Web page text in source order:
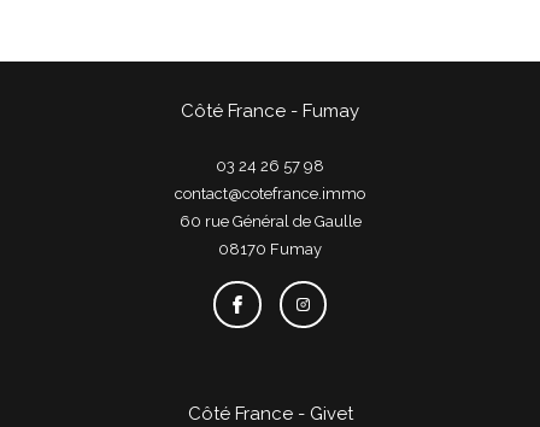
Côté France - Fumay
03 24 26 57 98
contact@cotefrance.immo
60 rue Général de Gaulle
08170
fumay
Côté France - Givet